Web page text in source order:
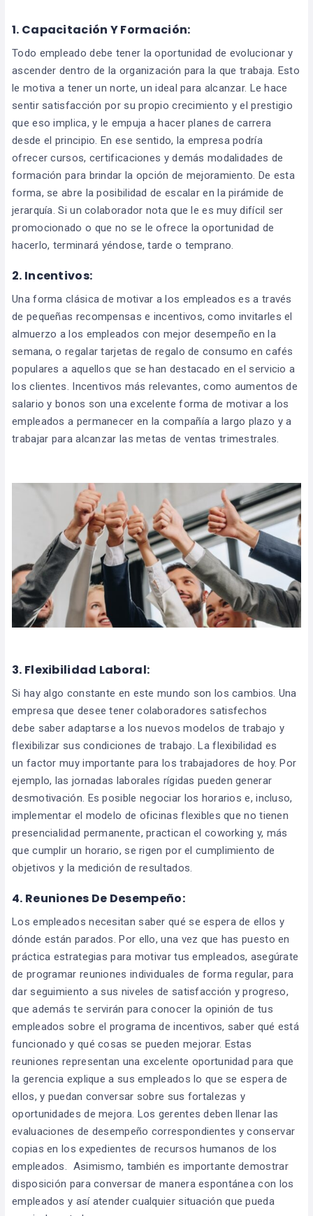
1. Capacitación Y Formación:
Todo empleado debe tener la oportunidad de evolucionar y
ascender dentro de la organización para la que trabaja. Esto
le motiva a tener un norte, un ideal para alcanzar. Le hace
sentir satisfacción por su propio crecimiento y el prestigio
que eso implica, y le empuja a hacer planes de carrera
desde el principio. En ese sentido, la empresa podría
ofrecer cursos, certificaciones y demás modalidades de
formación para brindar la opción de mejoramiento. De esta
forma, se abre la posibilidad de escalar en la pirámide de
jerarquía. Si un colaborador nota que le es muy difícil ser
promocionado o que no se le ofrece la oportunidad de
hacerlo, terminará yéndose, tarde o temprano.
2. Incentivos:
Una forma clásica de motivar a los empleados es a través
de pequeñas recompensas e incentivos, como invitarles el
almuerzo a los empleados con mejor desempeño en la
semana, o regalar tarjetas de regalo de consumo en cafés
populares a aquellos que se han destacado en el servicio a
los clientes. Incentivos más relevantes, como aumentos de
salario y bonos son una excelente forma de motivar a los
empleados a permanecer en la compañía a largo plazo y a
trabajar para alcanzar las metas de ventas trimestrales.
3. Flexibilidad Laboral:
Si hay algo constante en este mundo son los cambios. Una
empresa que desee tener colaboradores satisfechos
debe saber adaptarse a los nuevos modelos de trabajo y
flexibilizar sus condiciones de trabajo. La flexibilidad es
un factor muy importante para los trabajadores de hoy. Por
ejemplo, las jornadas laborales rígidas pueden generar
desmotivación. Es posible negociar los horarios e, incluso,
implementar el modelo de oficinas flexibles que no tienen
presencialidad permanente, practican el coworking y, más
que cumplir un horario, se rigen por el cumplimiento de
objetivos y la medición de resultados.
4. Reuniones De Desempeño:
Los empleados necesitan saber qué se espera de ellos y
dónde están parados. Por ello, una vez que has puesto en
práctica estrategias para motivar tus empleados, asegúrate
de programar reuniones individuales de forma regular, para
dar seguimiento a sus niveles de satisfacción y progreso,
que además te servirán para conocer la opinión de tus
empleados sobre el programa de incentivos, saber qué está
funcionado y qué cosas se pueden mejorar. Estas
reuniones representan una excelente oportunidad para que
la gerencia explique a sus empleados lo que se espera de
ellos, y puedan conversar sobre sus fortalezas y
oportunidades de mejora. Los gerentes deben llenar las
evaluaciones de desempeño correspondientes y conservar
copias en los expedientes de recursos humanos de los
empleados. Asimismo, también es importante demostrar
disposición para conversar de manera espontánea con los
empleados y así atender cualquier situación que pueda